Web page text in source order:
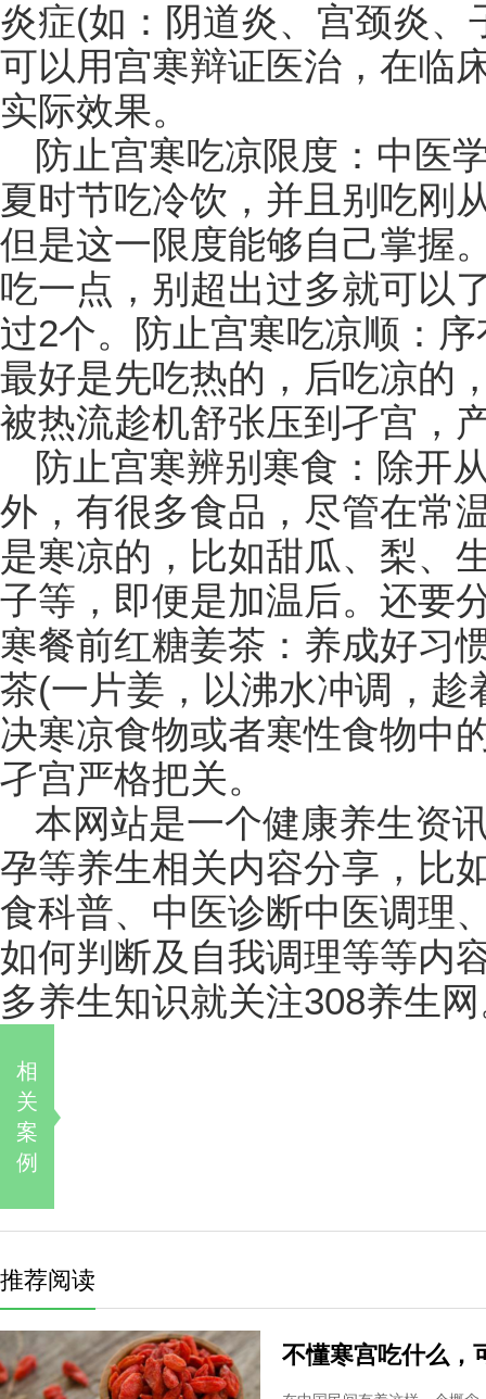
炎症(如：阴道炎、宫颈炎
可以用宫寒辩证医治，在临
实际效果。
防止宫寒吃凉限度：中医
夏时节吃冷饮，并且别吃刚
但是这一限度能够自己掌握
吃一点，别超出过多就可以
过2个。防止宫寒吃凉顺：
最好是先吃热的，后吃凉的
被热流趁机舒张压到孑宫，
防止宫寒辨别寒食：除开
外，有很多食品，尽管在常
是寒凉的，比如甜瓜、梨、
子等，即便是加温后。还要
寒餐前红糖姜茶：养成好习
茶(一片姜，以沸水冲调，
决寒凉食物或者寒性食物中
孑宫严格把关。
本网站是一个健康养生资
孕等养生相关内容分享，比
食科普、中医诊断中医调理
如何判断及自我调理等等内
多养生知识就关注308养生
相
关
案
例
推荐阅读
不懂寒宫吃什么，